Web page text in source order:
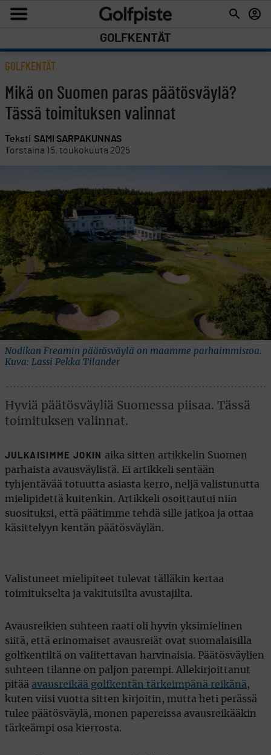
GOLFKENTÄT
GOLFKENTÄT
Mikä on Suomen paras päätösväylä?
Tässä toimituksen valinnat
Teksti SAMI SARPAKUNNAS
Torstaina 15. toukokuuta 2025
Nodikan Freamin päätösväylä on maamme parhaimmistoa.
Kuva: Lassi Pekka Tilander
Hyviä päätösväyliä Suomessa piisaa. Tässä
toimituksen valinnat.
JULKAISIMME JOKIN
aika sitten artikkelin Suomen
parhaista avausväylistä. Ei artikkeli sentään
tyhjentävää totuutta asiasta kerro, neljä valistunutta
mielipidettä kuitenkin. Artikkeli osoittautui niin
suosituksi, että päätimme tehdä sille jatkoa ja ottaa
käsittelyyn kentän päätösväylän.
Valistuneet mielipiteet tulevat tälläkin kertaa
toimitukselta ja vakituisilta avustajilta.
Avausreikien suhteen raati oli hyvin yksimielinen
siitä, että erinomaiset avausreiät ovat suomalaisilla
golfkentiltä on valitettavan harvinaisia. Päätösväylien
suhteen tilanne on paljon parempi. Allekirjoittanut
pitää avausreikää golfkentän tärkeimpänä reikänä,
kuten viisi vuotta sitten kirjoitin, mutta heti perässä
tulee päätösväylä, monen papereissa avausreikääkin
tärkeämpi osa kierrosta.